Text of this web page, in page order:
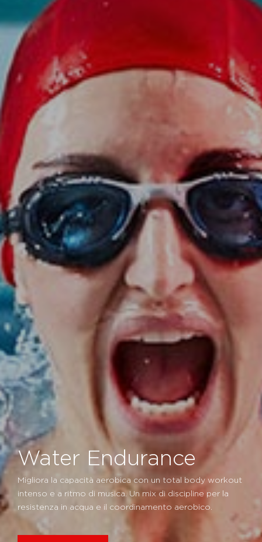
Water Endurance
Migliora la capacità aerobica con un total body workout
intenso e a ritmo di musica. Un mix di discipline per la
resistenza in acqua e il coordinamento aerobico.